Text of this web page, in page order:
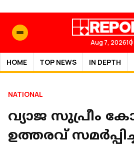
Aug 7, 2026
HOME TOP NEWS IN DEPTH
NATIONAL
വ്യാജ സുപ്രീം
ഉത്തരവ്